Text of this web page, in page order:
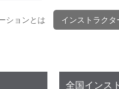
ションとは インストラクタ
全国インス